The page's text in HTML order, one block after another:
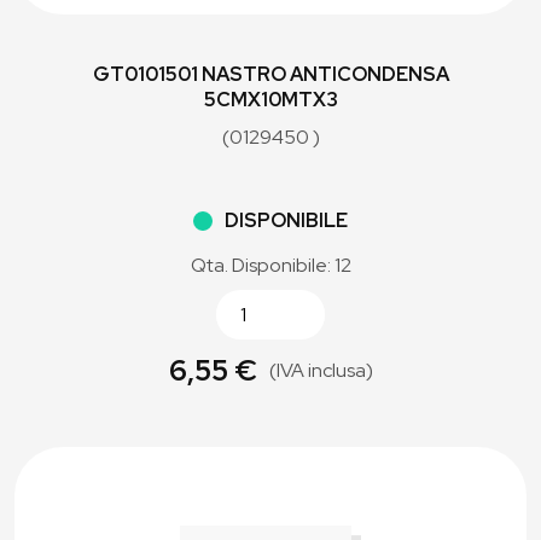
GT0101501 NASTRO ANTICONDENSA
5CMX10MTX3
(0129450 )
DISPONIBILE
Qta. Disponibile: 12
6,55 € (IVA inclusa)